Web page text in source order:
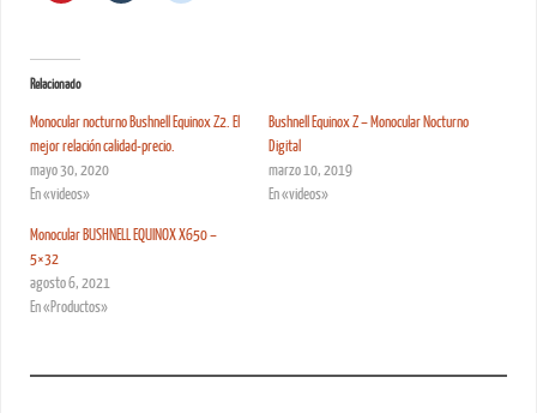
Relacionado
Monocular nocturno Bushnell Equinox Z2. El
mejor relación calidad-precio.
mayo 30, 2020
En «videos»
Bushnell Equinox Z – Monocular Nocturno
Digital
marzo 10, 2019
En «videos»
Monocular BUSHNELL EQUINOX X650 –
5×32
agosto 6, 2021
En «Productos»